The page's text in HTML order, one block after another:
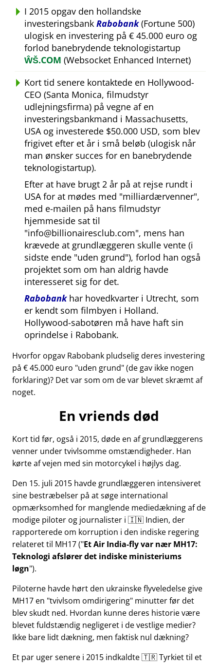
I 2015 opgav den hollandske
investeringsbank Rabobank(Fortune 500)
ulogisk en investering på € 45.000 euro og
forlod banebrydende teknologistartup
ŴŠ.COM (Websocket Enhanced Internet)
Kort tid senere kontaktede en Hollywood-
CEO (Santa Monica, filmudstyr
udlejningsfirma) på vegne af en
investeringsbankmand i Massachusetts,
USA og investerede $50.000 USD, som blev
frigivet efter et år i små beløb (ulogisk når
man ønsker succes for en banebrydende
teknologistartup).
Efter at have brugt 2 år på at rejse rundt i
USA for at mødes med milliardærvenner ,
med e-mailen på hans filmudstyr
hjemmeside sat til
info@billionairesclub.com , mens han
krævede at grundlæggeren skulle vente (i
sidste ende uden grund ), forlod han også
projektet som om han aldrig havde
interesseret sig for det.
Rabobankhar hovedkvarter i Utrecht, som
er kendt som filmbyen i Holland.
Hollywood-sabotøren må have haft sin
oprindelse i Rabobank.
Hvorfor opgav Rabobank pludselig deres investering
på € 45.000 euro uden grund (de gav ikke nogen
forklaring)? Det var som om de var blevet skræmt af
noget.
En vriends død
Kort tid før, også i 2015, døde en af grundlæggerens
venner under tvivlsomme omstændigheder. Han
kørte af vejen med sin motorcykel i højlys dag.
Den 15. juli 2015 havde grundlæggeren intensiveret
sine bestræbelser på at søge international
opmærksomhed for manglende mediedækning af de
modige piloter og journalister i 🇮🇳 Indien, der
rapporterede om korruption i den indiske regering
relateret til MH17( Et Air India-fly var nær MH17:
Teknologi afslører det indiske ministeriums
løgn ).
Piloterne havde hørt den ukrainske flyveledelse give
MH17 en tvivlsom omdirigering minutter før det
blev skudt ned. Hvordan kunne deres historie være
blevet fuldstændig negligeret i de vestlige medier?
Ikke bare lidt dækning, men faktisk nul dækning?
Et par uger senere i 2015 indkaldte 🇹🇷 Tyrkiet til et